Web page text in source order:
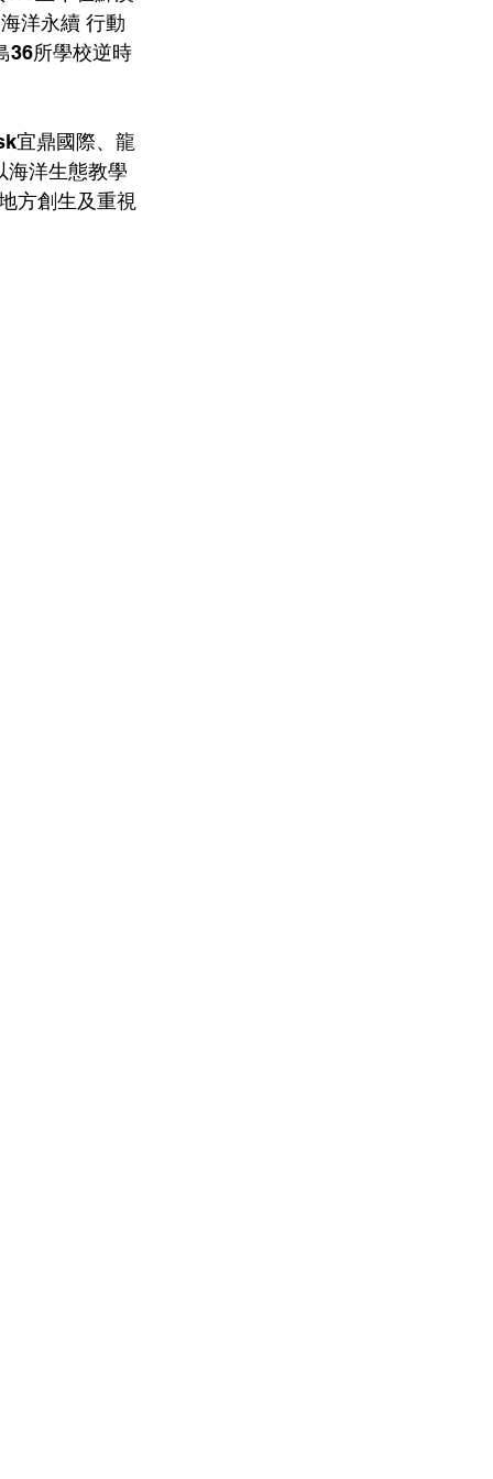
洋永續 行動
36所學校逆時
宜鼎國際、龍
海洋生態教學
方創生及重視